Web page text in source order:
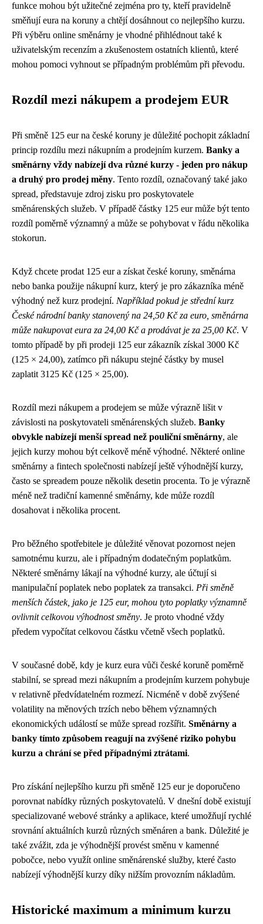
funkce mohou být užitečné zejména pro ty, kteří pravidelně
směňují eura na koruny a chtějí dosáhnout co nejlepšího kurzu.
Při výběru online směnárny je vhodné přihlédnout také k
uživatelským recenzím a zkušenostem ostatních klientů, které
mohou pomoci vyhnout se případným problémům při převodu.
Rozdíl mezi nákupem a prodejem EUR
Při směně 125 eur na české koruny je důležité pochopit základní
princip rozdílu mezi nákupním a prodejním kurzem. Banky a
směnárny vždy nabízejí dva různé kurzy - jeden pro nákup
a druhý pro prodej měny. Tento rozdíl, označovaný také jako
spread, představuje zdroj zisku pro poskytovatele
směnárenských služeb. V případě částky 125 eur může být tento
rozdíl poměrně významný a může se pohybovat v řádu několika
stokorun.
Když chcete prodat 125 eur a získat české koruny, směnárna
nebo banka použije nákupní kurz, který je pro zákazníka méně
výhodný než kurz prodejní. Například pokud je střední kurz
České národní banky stanovený na 24,50 Kč za euro, směnárna
může nakupovat eura za 24,00 Kč a prodávat je za 25,00 Kč. V
tomto případě by při prodeji 125 eur zákazník získal 3000 Kč
(125 × 24,00), zatímco při nákupu stejné částky by musel
zaplatit 3125 Kč (125 × 25,00).
Rozdíl mezi nákupem a prodejem se může výrazně lišit v
závislosti na poskytovateli směnárenských služeb. Banky
obvykle nabízejí menší spread než pouliční směnárny, ale
jejich kurzy mohou být celkově méně výhodné. Některé online
směnárny a fintech společnosti nabízejí ještě výhodnější kurzy,
často se spreadem pouze několik desetin procenta. To je výrazně
méně než tradiční kamenné směnárny, kde může rozdíl
dosahovat i několika procent.
Pro běžného spotřebitele je důležité věnovat pozornost nejen
samotnému kurzu, ale i případným dodatečným poplatkům.
Některé směnárny lákají na výhodné kurzy, ale účtují si
manipulační poplatek nebo poplatek za transakci. Při směně
menších částek, jako je 125 eur, mohou tyto poplatky významně
ovlivnit celkovou výhodnost směny. Je proto vhodné vždy
předem vypočítat celkovou částku včetně všech poplatků.
V současné době, kdy je kurz eura vůči české koruně poměrně
stabilní, se spread mezi nákupním a prodejním kurzem pohybuje
v relativně předvídatelném rozmezí. Nicméně v době zvýšené
volatility na měnových trzích nebo během významných
ekonomických událostí se může spread rozšířit. Směnárny a
banky tímto způsobem reagují na zvýšené riziko pohybu
kurzu a chrání se před případnými ztrátami.
Pro získání nejlepšího kurzu při směně 125 eur je doporučeno
porovnat nabídky různých poskytovatelů. V dnešní době existují
specializované webové stránky a aplikace, které umožňují rychlé
srovnání aktuálních kurzů různých směnáren a bank. Důležité je
také zvážit, zda je výhodnější provést směnu v kamenné
pobočce, nebo využít online směnárenské služby, které často
nabízejí výhodnější kurzy díky nižším provozním nákladům.
Historické maximum a minimum kurzu